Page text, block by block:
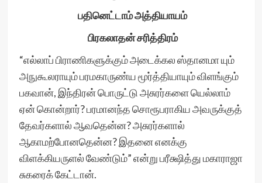
பதினெட்டாம் அத்தியாயம்
பிரகலாதன் சரித்திரம்
“எல்லாப் பிராணிகளுக்கும் அடைக்கல ஸ்தானமா யும்
அநுகூலராயும் பரமகாருண்ய மூர்த்தியாயும் விளங்கும்
பகவான், இந்திரன் பொருட்டு அசுரர்களை யெல்லாம்
ஏன் கொன்றார்? பரமானந்த சொரூபராகிய அவருக்குத்
தேவர்களால் ஆவதென்ன? அசுரர்களால்
ஆகாமற்போனதென்ன? இதனை எனக்கு
விளக்கியருளல் வேண்டும்” என்று பரீக்ஷித்து மகாராஜா
சுகரைக் கேட்டான்.